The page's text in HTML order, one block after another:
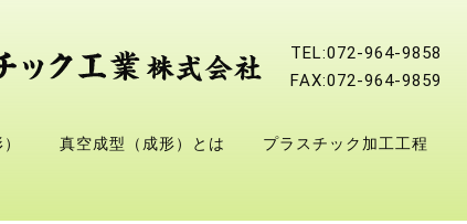
TEL:072-964-9858
FAX:072-964-9859
真空成型（成形）とは プラスチック加工工程